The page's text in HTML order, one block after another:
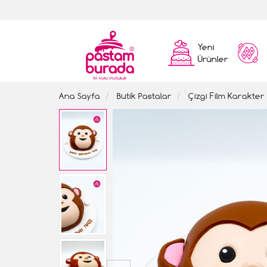
Yeni
Ürünler
Ana Sayfa Butik Pastalar Çizgi Film Karakter